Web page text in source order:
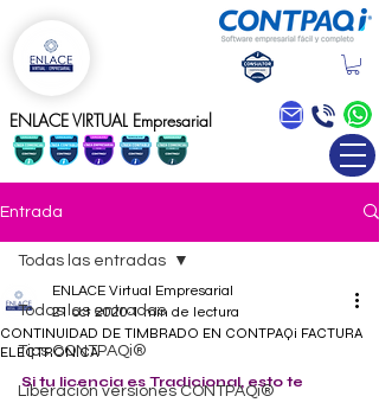
ENLACE VIRTUAL Empresarial
Entrada
Todas las entradas
Tips CONTPAQi®
Liberación versiones CONTPAQi®
Todas las entradas
CONTINUIDAD DE TIMBRADO EN CONTPAQi FACTURA
ELECTRONICA
ENLACE Virtual Empresarial
21 oct 2020 1 min de lectura
Si tu licencia es Tradicional, esto te